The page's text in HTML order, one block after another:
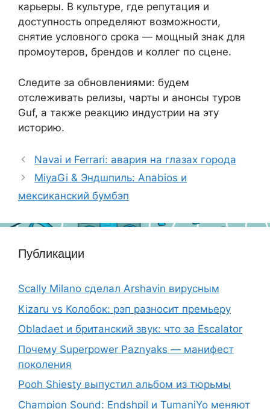
карьеры. В культуре, где репутация и
доступность определяют возможности,
снятие условного срока — мощный знак для
промоутеров, брендов и коллег по сцене.
Следите за обновлениями: будем
отслеживать релизы, чарты и анонсы туров
Guf, а также реакцию индустрии на эту
историю.
Navai и Ferrari: авария на глазах города
MiyaGi & Эндшпиль: Anabios и
мексиканский бумбэп
Публикации
Scally Milano сделал Arshavin вирусным
Kizaru vs Колобок: рэп разносит премьеру
Obladaet и британский звук: что за Escalator
Почему Superpower Paznyaks — манифест
поколения
Pooh Shiesty выпустил альбом из тюрьмы
Champion Sound: Endshpil и TumaniYo меняют